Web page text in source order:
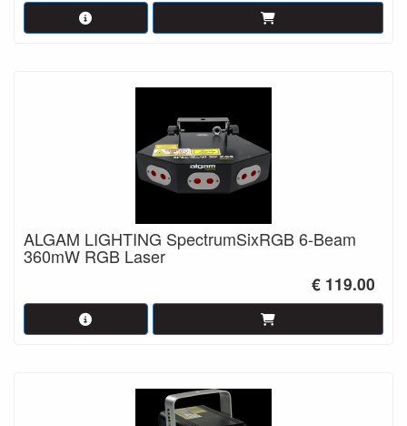
ALGAM LIGHTING SpectrumSixRGB 6-Beam
360mW RGB Laser
€ 119.00